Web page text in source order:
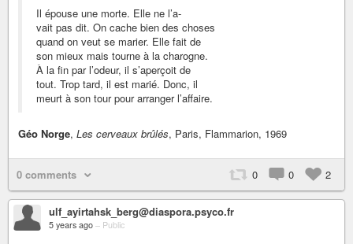
Il épouse une morte. Elle ne l’a-
vait pas dit. On cache bien des choses
quand on veut se marier. Elle fait de
son mieux mais tourne à la charogne.
À la fin par l’odeur, il s’aperçoit de
tout. Trop tard, il est marié. Donc, il
meurt à son tour pour arranger l’affaire.
Géo Norge, Les cerveaux brûlés, Paris, Flammarion, 1969
0 comments 0 0 2
ulf_ayirtahsk_berg@diaspora.psyco.fr
5 years ago – Public